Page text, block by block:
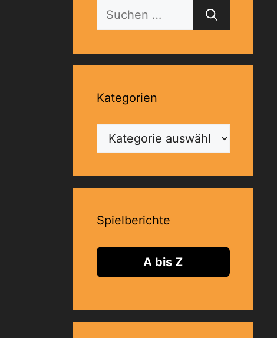
Suchen
Kategorien
Kategorien
Spielberichte
A bis Z